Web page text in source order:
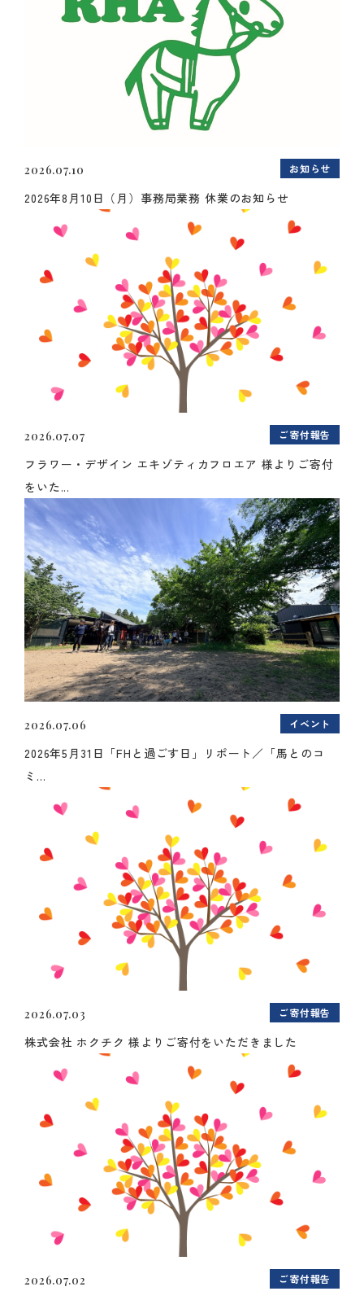
2026.07.10 お知らせ
2026年8月10日（月）事務局業務 休業のお知らせ
2026.07.07 ご寄付報告
フラワー・デザイン エキゾティカフロエア 様よりご寄付
をいた...
2026.07.06 イベント
2026年5月31日「FHと過ごす日」リポート／「馬とのコ
ミ...
2026.07.03 ご寄付報告
株式会社 ホクチク 様よりご寄付をいただきました
2026.07.02 ご寄付報告